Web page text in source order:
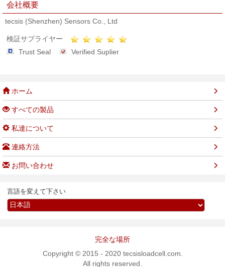
することができます。 技術的な変数: 指定 技術
電源 AC 220V±10% 操作の環境 -5ºC~50ºC、
力電圧 ±10V 絶縁材のインピーダンス ≥10MΩ ゼロ
ポイント漂流 <0.04μV/ºC 容量の漂流 <10ppm/ºC
会社概要
tecsis (Shenzhen) Sensors Co., Ltd
検証サプライヤー
Trust Seal
Verified Suplier
ホーム
すべての製品
私達について
連絡方法
お問い合わせ
言語を変えて下さい
完全な場所
Copyright © 2015 - 2020 tecsisloadcell.com.
All rights reserved.